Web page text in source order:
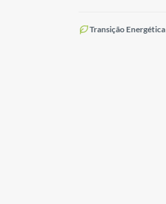
Transição Energética